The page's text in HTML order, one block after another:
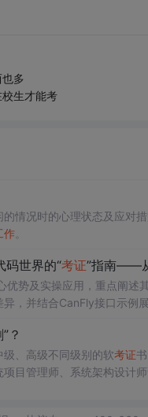
多
生才能考
的情况时的心理状态及应对
作。
世界的“考证”指南——
势及实操应用，重点阐
，并结合CanFly接口示例
？
、高级不同级别的软考证
目管理师、系统架构设计